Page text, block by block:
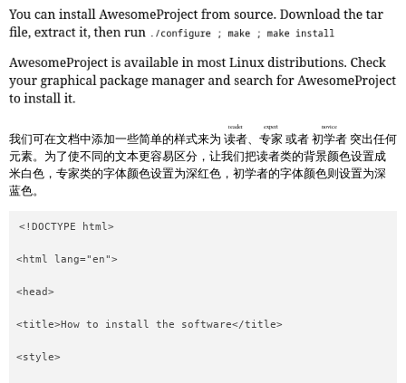
我们可在文档中添加一些简单的样式来为 读者
reader
、 专家
expert
或者初学者
novice
突出任何
元素。为了使不同的文本更容易区分，让我们把读者类的背景颜色设置成
米白色，专家类的字体颜色设置为深红色，初学者的字体颜色则设置为深
蓝色。
<!DOCTYPE html>
<html lang="en">
<head>
<title>How to install the software</title>
<style>